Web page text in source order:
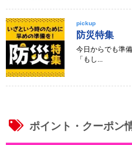
pickup
防災特集
今日からでも準
「もし...
ポイント・クーポン